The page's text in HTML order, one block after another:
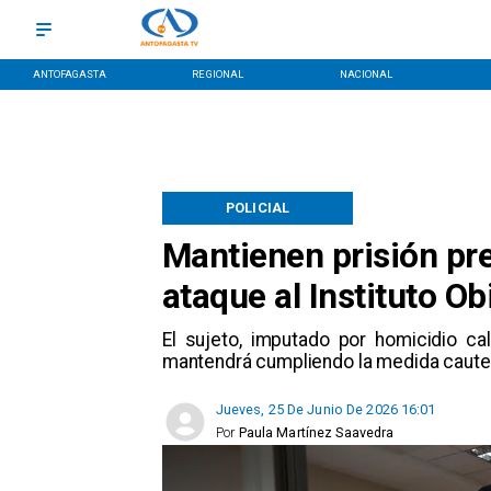
ANTOFAGASTA REGIONAL NACIONAL
Mantienen prisión
ataque al Instituto
El sujeto, imputado por homicidio
mantendrá cumpliendo la medida
POLICIAL
Jueves, 25 De Junio De 2026 16:01
Paula Martínez Saavedra
Por